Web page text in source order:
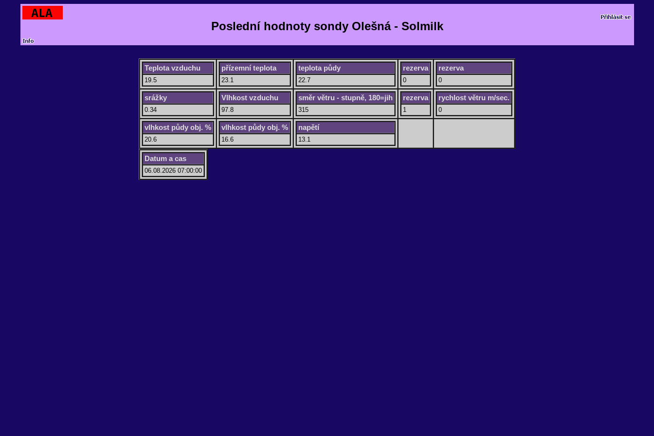
Poslední hodnoty sondy Olešná - Solmilk
Teplota vzduchu
19.5
přízemní teplota
23.1
teplota půdy
22.7
rezerva
0
rezerva
0
srážky
0.34
Vlhkost vzduchu
97.8
směr větru - stupně, 180=jih
315
rezerva
1
rychlost větru m/sec.
0
vlhkost půdy obj. %
20.6
vlhkost půdy obj. %
16.6
napětí
13.1
Datum a cas
06.08.2026 07:00:00